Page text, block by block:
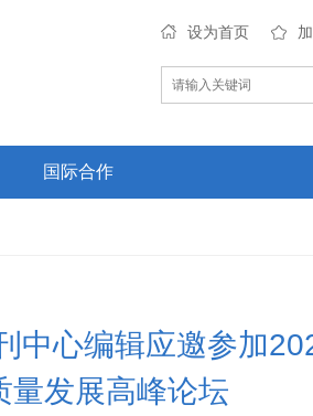
设为首页
国际合作
心编辑应邀参加
量发展高峰论坛